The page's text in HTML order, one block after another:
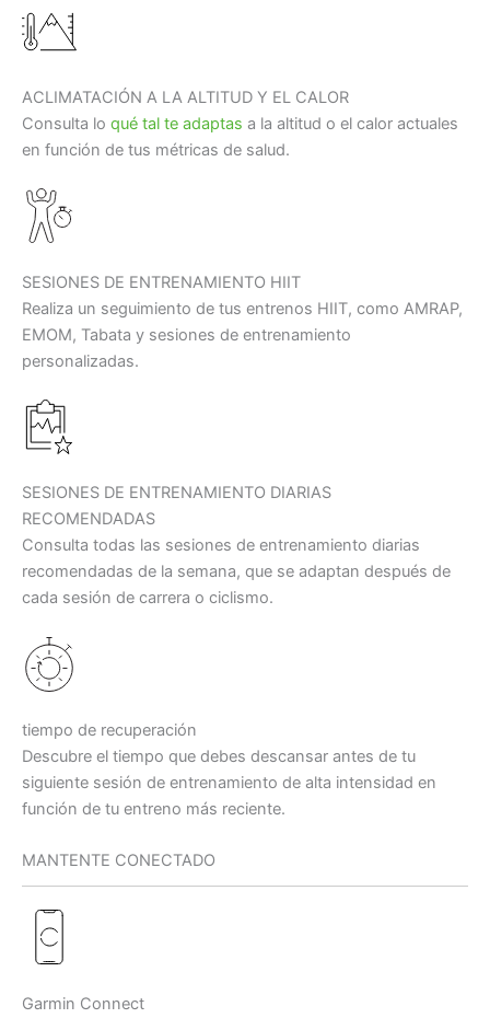
ACLIMATACIÓN A LA ALTITUD Y EL CALOR
Consulta lo qué tal te adaptas a la altitud o el calor actuales
en función de tus métricas de salud.
SESIONES DE ENTRENAMIENTO HIIT
Realiza un seguimiento de tus entrenos HIIT, como AMRAP,
EMOM, Tabata y sesiones de entrenamiento
personalizadas.
SESIONES DE ENTRENAMIENTO DIARIAS
RECOMENDADAS
Consulta todas las sesiones de entrenamiento diarias
recomendadas de la semana, que se adaptan después de
cada sesión de carrera o ciclismo.
tiempo de recuperación
Descubre el tiempo que debes descansar antes de tu
siguiente sesión de entrenamiento de alta intensidad en
función de tu entreno más reciente.
MANTENTE CONECTADO
Garmin Connect